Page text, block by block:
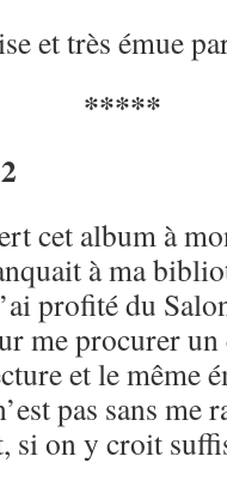
et très émue
*****
cet album à
à ma
profité du
me procurer
et le même
pas sans me
si on y croit